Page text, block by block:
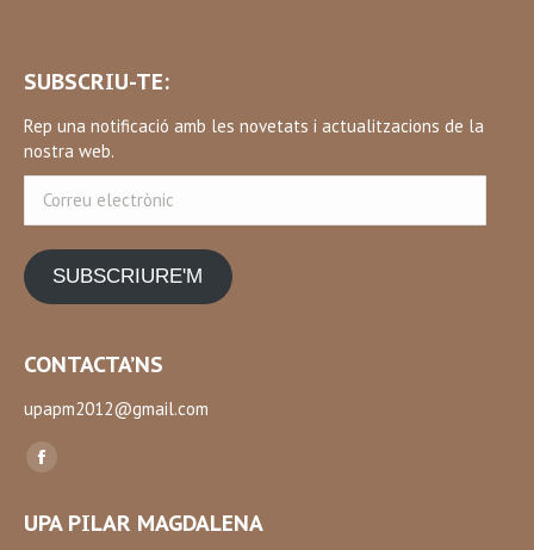
SUBSCRIU-TE:
Rep una notificació amb les novetats i actualitzacions de la
nostra web.
electrònic
SUBSCRIURE'M
CONTACTA’NS
upapm2012@gmail.com
Find us on:
Facebook
opens
UPA PILAR MAGDALENA